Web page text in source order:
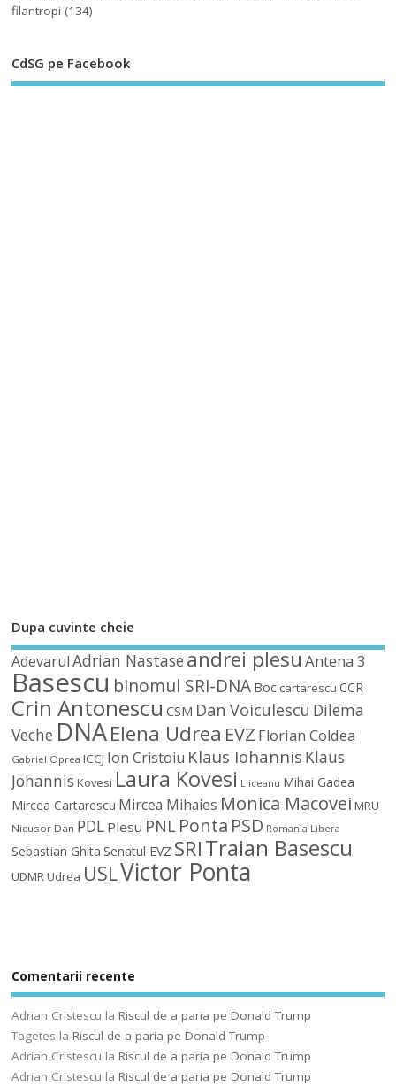
filantropi (134)
CdSG pe Facebook
Dupa cuvinte cheie
Adevarul Adrian Nastaseandrei plesuAntena 3
Basescu binomul SRI-DNA Boc cartarescu CCR
Crin Antonescu CSM Dan Voiculescu Dilema
Veche DNAElena Udrea EVZ Florian Coldea
Gabriel Oprea ICCJ Ion Cristoiu Klaus Iohannis Klaus
Johannis Kovesi Laura Kovesi Liiceanu Mihai Gadea
Mircea Cartarescu Mircea Mihaies Monica Macovei MRU
Nicusor Dan PDL Plesu PNL Ponta PSD Romania Libera
Sebastian Ghita Senatul EVZ SRITraian Basescu
UDMRUdrea USLVictor Ponta
Comentarii recente
Adrian Cristescu laRiscul de a paria pe Donald Trump
Tagetes laRiscul de a paria pe Donald Trump
Adrian Cristescu laRiscul de a paria pe Donald Trump
Adrian Cristescu laRiscul de a paria pe Donald Trump